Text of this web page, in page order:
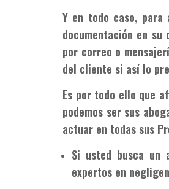
Y en todo caso,
documentación en
por correo o
del cliente si así lo
Es por todo ello que
podemos ser sus
actuar en todas sus
Si usted busca un
expertos en